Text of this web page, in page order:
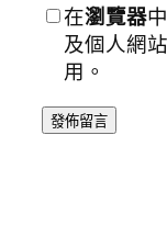
在瀏覽器
及個人網
用。